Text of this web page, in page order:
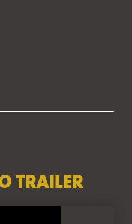
TRAILER